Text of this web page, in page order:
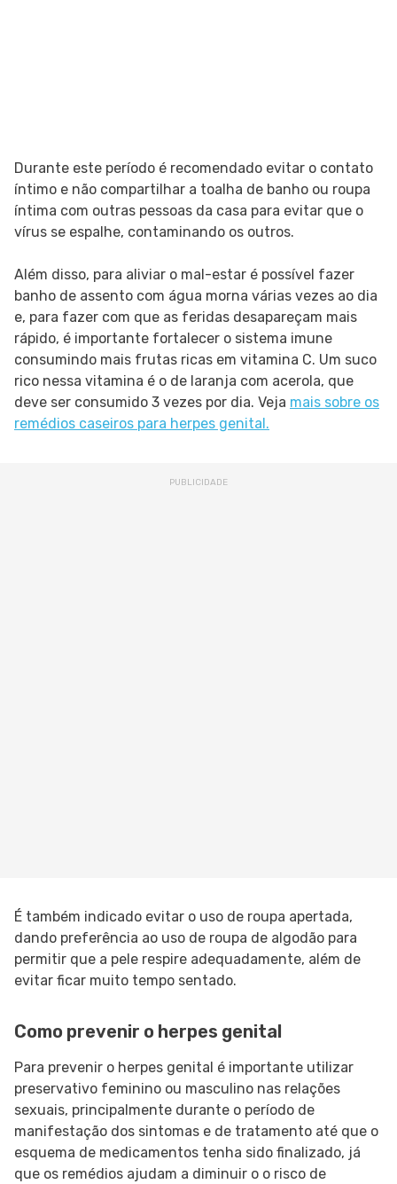
Durante este período é recomendado evitar o contato
íntimo e não compartilhar a toalha de banho ou roupa
íntima com outras pessoas da casa para evitar que o
vírus se espalhe, contaminando os outros.
Além disso, para aliviar o mal-estar é possível fazer
banho de assento com água morna várias vezes ao dia
e, para fazer com que as feridas desapareçam mais
rápido, é importante fortalecer o sistema imune
consumindo mais frutas ricas em vitamina C. Um suco
rico nessa vitamina é o de laranja com acerola, que
deve ser consumido 3 vezes por dia. Veja mais sobre os
remédios caseiros para herpes genital.
É também indicado evitar o uso de roupa apertada,
dando preferência ao uso de roupa de algodão para
permitir que a pele respire adequadamente, além de
evitar ficar muito tempo sentado.
Como prevenir o herpes genital
Para prevenir o herpes genital é importante utilizar
preservativo feminino ou masculino nas relações
sexuais, principalmente durante o período de
manifestação dos sintomas e de tratamento até que o
esquema de medicamentos tenha sido finalizado, já
que os remédios ajudam a diminuir o o risco de